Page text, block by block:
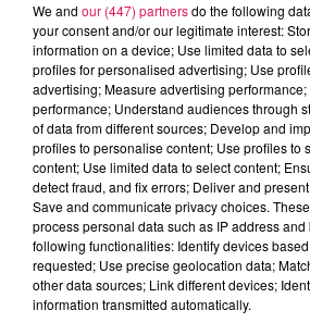
Eva Spilmont
Balade et Vous
0:00
12 novembre 2024 - 2 min 3 sec
12.11.2024 - SALON DU BIEN
AVESNOIS, LA 1ÈRE ÉDITION
We and our (447) partnersdo the following
your consent and/or our legitimate interest:
information on a device; Use limited data to
profiles for personalised advertising; Use
advertising; Measure advertising
performance; Understand audiences through
of data from different sources; Develop and
profiles to personalise content; Use profiles to
content; Use limited data to select content;
detect fraud, and fix errors; Deliver and
Save and communicate privacy choices.
process personal data such as IP address
following functionalities: Identify devices
requested; Use precise geolocation data;
other data sources; Link different devices;
information transmitted automatically.